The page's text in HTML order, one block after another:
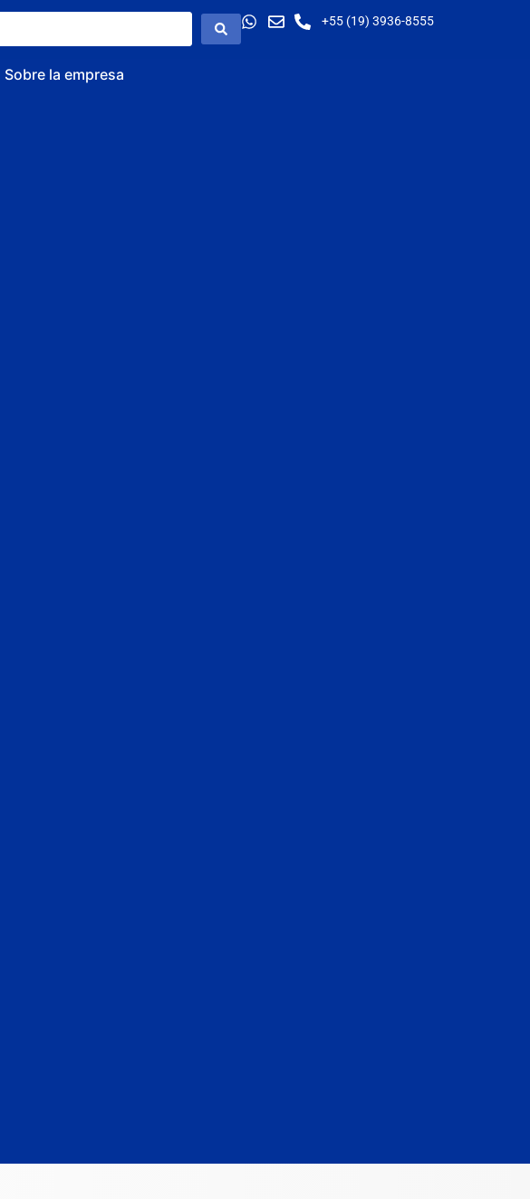
+55 (19) 3936-8555
Sobre la empresa